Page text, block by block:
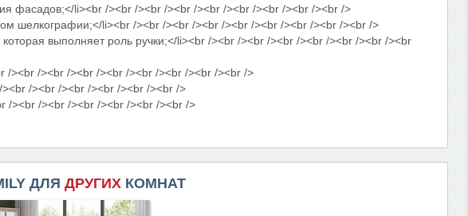
фасадов;</li><br /><br /><br /><br /><br /><br /><br /><br /><br />
шелкографии;</li><br /><br /><br /><br /><br /><br /><br /><br /><br />
выполняет роль ручки;</li><br /><br /><br /><br /><br /><br /><br /><br
/><br /><br /><br /><br /><br /><br /><br />
/><br /><br /><br /><br /><br />
/><br /><br /><br /><br /><br /><br />
ДЛЯ ДРУГИХКОМНАТ